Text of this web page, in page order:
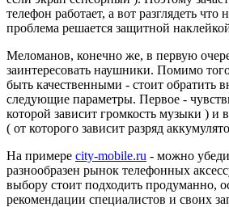
телефон работает, а вот разглядеть что
проблема решается защитной
Меломанов, конечно же, в первую
заинтересовать наушники. Помимо
быть качественными - стоит обратить
следующие параметры. Первое -
которой зависит громкость музыки ) и
( от которого зависит разряд
На примере city-mobile.ru - можно
разнообразен рынок телефонных
выбору стоит подходить продуманно,
рекомендации специалистов и своих